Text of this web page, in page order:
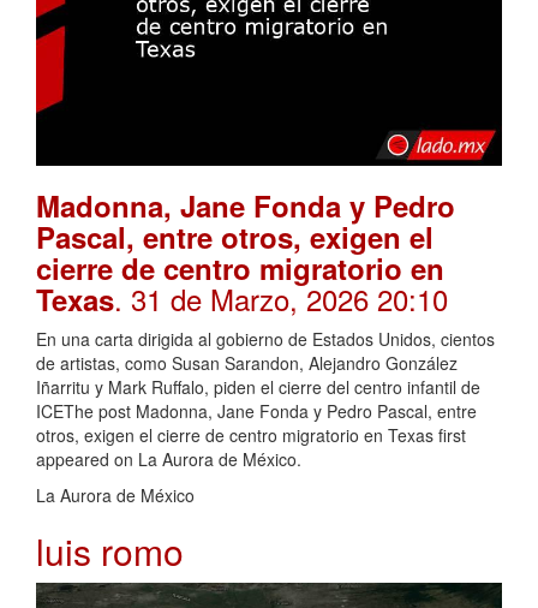
Madonna, Jane Fonda y Pedro
Pascal, entre otros, exigen el
cierre de centro migratorio en
Texas. 31 de Marzo, 2026 20:10
En una carta dirigida al gobierno de Estados Unidos, cientos
de artistas, como Susan Sarandon, Alejandro González
Iñarritu y Mark Ruffalo, piden el cierre del centro infantil de
ICEThe post Madonna, Jane Fonda y Pedro Pascal, entre
otros, exigen el cierre de centro migratorio en Texas first
appeared on La Aurora de México.
La Aurora de México
luis romo